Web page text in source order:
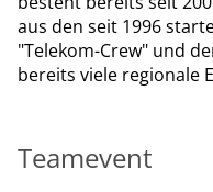
aus den seit 1996
"Telekom-Crew" und
bereits viele regionale
Teamevent